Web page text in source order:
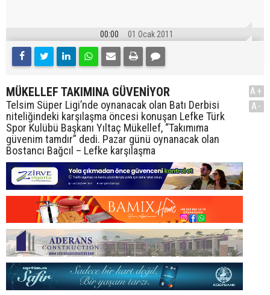
00:00 01 Ocak 2011
MÜKELLEF TAKIMINA GÜVENİYOR
Telsim Süper Ligi’nde oynanacak olan Batı Derbisi
niteliğindeki karşılaşma öncesi konuşan Lefke Türk
Spor Kulübü Başkanı Yıltaç Mükellef, “Takımıma
güvenim tamdır” dedi. Pazar günü oynanacak olan
Bostancı Bağcıl – Lefke karşılaşma
A+
A-